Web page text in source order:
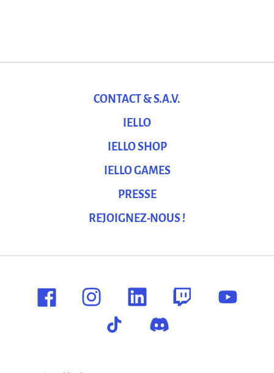
CONTACT & S.A.V.
IELLO
IELLO SHOP
IELLO GAMES
PRESSE
REJOIGNEZ-NOUS !